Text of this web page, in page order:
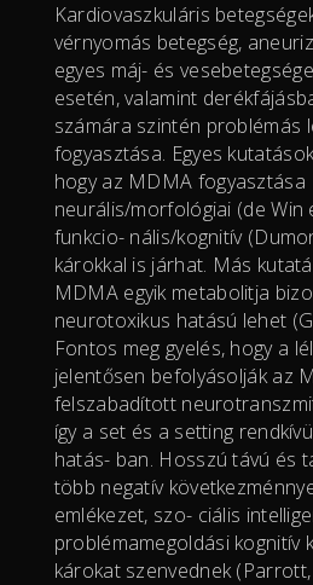
Kardiovaszkuláris
vérnyomás betegség,
egyes máj- és
esetén, valamint
számára szintén problémás
fogyasztása. Egyes
hogy az MDMA fogyasztása
neurális/morfológiai (de Win
funkcio- nális/kognitív
károkkal is járhat. Más
MDMA egyik metabolitja
neurotoxikus hatású lehet
Fontos meg gyelés, hogy a
jelentősen befolyásolják az
felszabadított
így a set és a setting
hatás- ban. Hosszú távú és
több negatív
emlékezet, szo- ciális
problémamegoldási kognitív
károkat szenvednek